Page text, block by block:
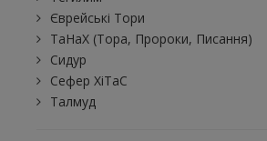
Єврейські Тори
ТаНаХ (Тора, Пророки, Писання)
Сидур
Сефер ХіТаС
Талмуд